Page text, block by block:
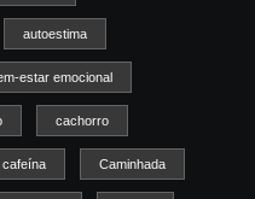
autoestima
estar emocional
cachorro
cafeína Caminhada